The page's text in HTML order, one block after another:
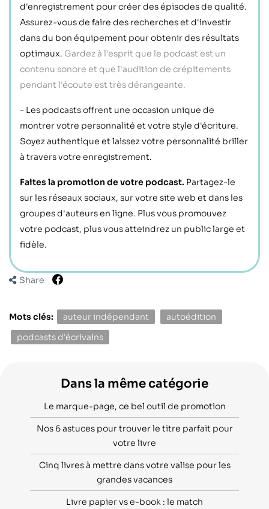
d'enregistrement pour créer des épisodes de qualité.
Assurez-vous de faire des recherches et d'investir
dans du bon équipement pour obtenir des résultats
optimaux. Gardez à l'esprit que le podcast est un
contenu sonore et que l'audition de crépitements
pendant l'écoute est très dérangeante.
- Les podcasts offrent une occasion unique de
montrer votre personnalité et votre style d'écriture.
Soyez authentique et laissez votre personnalité briller
à travers votre enregistrement.
Faites la promotion de votre podcast. Partagez-le
sur les réseaux sociaux, sur votre site web et dans les
groupes d'auteurs en ligne. Plus vous promouvez
votre podcast, plus vous atteindrez un public large et
fidèle.
Share
Mots clés: auteur indépendant
autoédition
podcasts d'écrivains
Dans la même catégorie
Le marque-page, ce bel outil de promotion
Nos 6 astuces pour trouver le titre parfait pour
votre livre
Cinq livres à mettre dans votre valise pour les
grandes vacances
Livre papier vs e-book : le match